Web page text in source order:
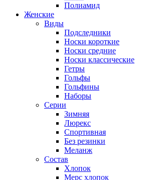
Полиамид
Женские
Виды
Подследники
Носки короткие
Носки средние
Носки классические
Гетры
Гольфы
Гольфины
Наборы
Серии
Зимняя
Люрекс
Спортивная
Без резинки
Меланж
Состав
Хлопок
Мерс хлопок